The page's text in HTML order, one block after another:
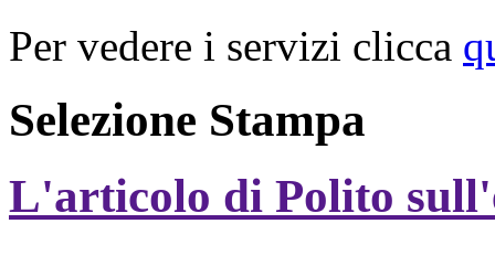
Per vedere i servizi clicca
Selezione Stampa
L'articolo di Polito